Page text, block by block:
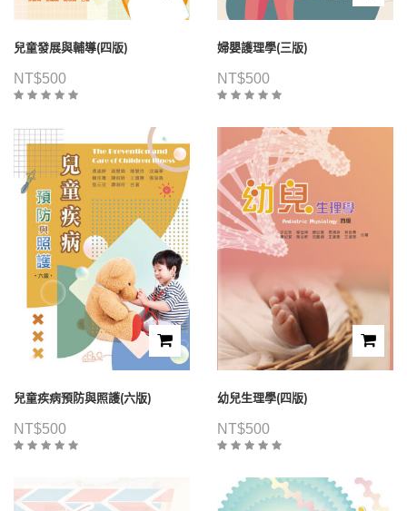
兒童發展與輔導(四版)
NT$500
婦嬰護理學(三版)
NT$500
兒童疾病預防與照護(六版)
NT$500
幼兒生理學(四版)
NT$500